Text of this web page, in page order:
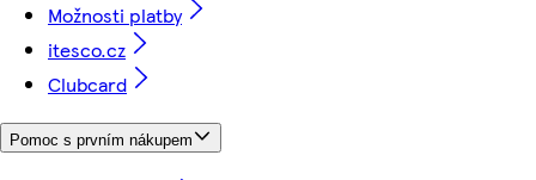
Možnosti platby
itesco.cz
Clubcard
Pomoc s prvním nákupem